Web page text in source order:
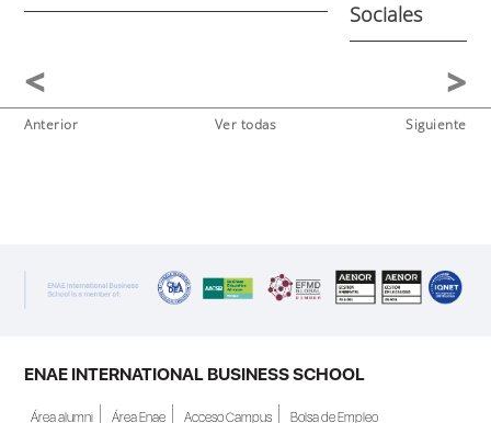
Sociales
Anterior Ver todas Siguiente
ENAE INTERNATIONAL BUSINESS SCHOOL
Área alumni Área Enae Acceso Campus Bolsa de Empleo